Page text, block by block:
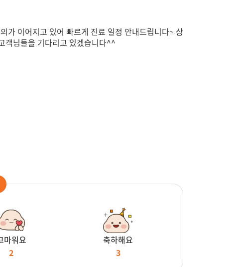
가 이어지고 있어 빠르게 진료 일정 안내드립니다~ 상
객님들을 기다리고 있겠습니다^^
마워요
2
축하해요
3